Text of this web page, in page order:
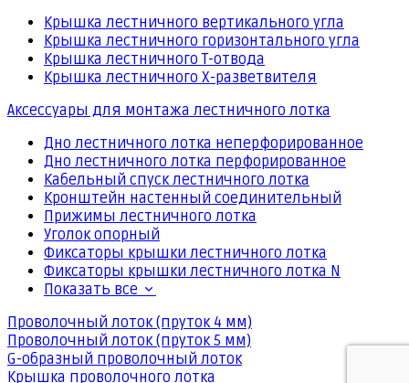
Крышка лестничного вертикального угла
Крышка лестничного горизонтального угла
Крышка лестничного Т-отвода
Крышка лестничного Х-разветвителя
Аксессуары для монтажа лестничного лотка
Дно лестничного лотка неперфорированное
Дно лестничного лотка перфорированное
Кабельный спуск лестничного лотка
Кронштейн настенный соединительный
Прижимы лестничного лотка
Уголок опорный
Фиксаторы крышки лестничного лотка
Фиксаторы крышки лестничного лотка N
Показать все
Проволочный лоток (пруток 4 мм)
Проволочный лоток (пруток 5 мм)
G-образный проволочный лоток
Крышка проволочного лотка